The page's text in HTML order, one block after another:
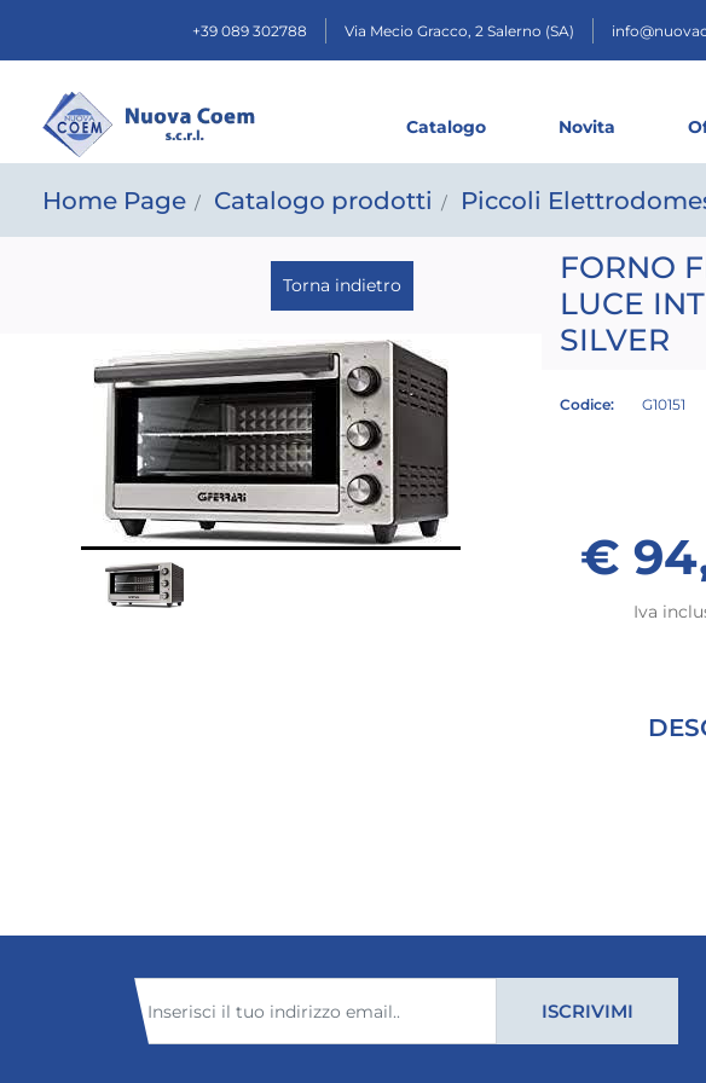
+39 089 302788 Via Mecio Gracco, 2 Salerno (SA)
Catalogo Novita
Home Page Catalogo prodotti Piccoli
Torna indietro
FORNO
LUCE
SILVER
Codice: G10151
€
Iva